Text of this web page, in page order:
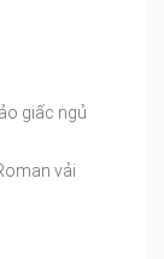
giấc ngủ
vải